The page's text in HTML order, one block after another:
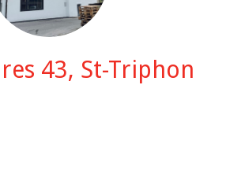
43, St-Triphon